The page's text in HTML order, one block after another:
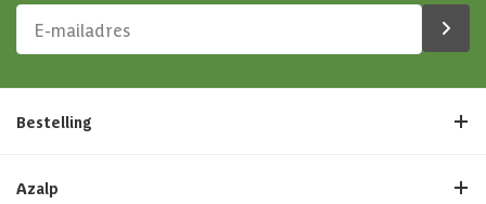
Bestelling
Azalp